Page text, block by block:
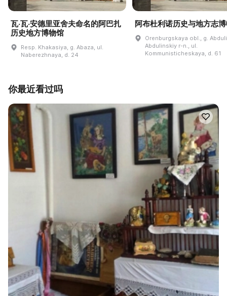
瓦·瓦·安德里亚舍夫命名的阿巴扎
历史地方博物馆
Resp. Khakasiya, g. Abaza, ul.
Naberezhnaya, d. 24
阿布杜利诺历史与地方志
Orenburgskaya obl., g.
Abdulinskiy r-n., ul.
Kommunisticheskaya, d. 61
你最近看过吗